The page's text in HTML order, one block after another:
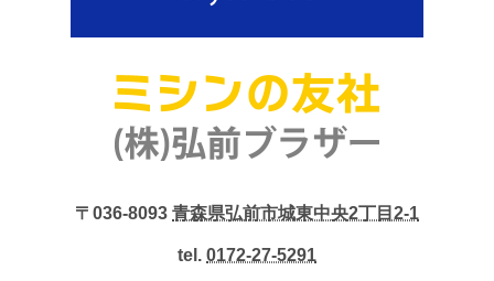
〒036-8093 青森県弘前市城東中央2丁目2-1
tel. 0172-27-5291